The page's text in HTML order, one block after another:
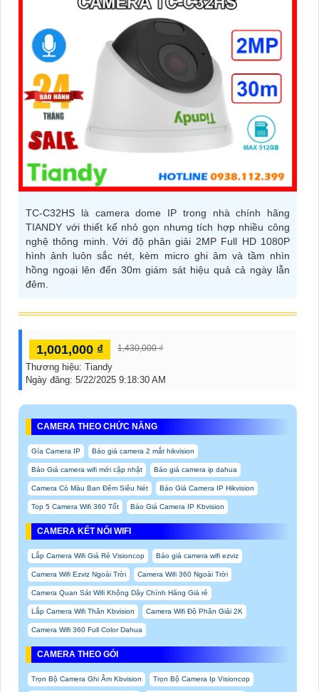
TC-C32HS là camera dome IP trong nhà chính hãng
TIANDY với thiết kế nhỏ gọn nhưng tích hợp nhiều công
nghệ thông minh. Với độ phân giải 2MP Full HD 1080P
hình ảnh luôn sắc nét, kèm micro ghi âm và tầm nhìn
hồng ngoại lên đến 30m giám sát hiệu quả cả ngày lẫn
đêm.
1,001,000 ₫ 1,430,000 ₫
Thương hiệu: Tiandy
Ngày đăng: 5/22/2025 9:18:30 AM
CAMERA THEO CHỨC NĂNG
Gía Camera IP Báo giá camera 2 mắt hikvision
Báo Giá camera wifi mới cập nhật Báo giá camera ip dahua
Camera Có Màu Ban Đêm Siêu Nét Báo Giá Camera IP Hikvision
Top 5 Camera Wifi 360 Tốt Báo Giá Camera IP Kbvision
CAMERA KẾT NỐI WIFI
Lắp Camera Wifi Giá Rẻ Visioncop Báo giá camera wifi ezviz
Camera Wifi Ezviz Ngoài Trời Camera Wifi 360 Ngoài Trời
Camera Quan Sát Wifi Không Dây Chính Hãng Giá rẻ
Lắp Camera Wifi Thân Kbvision Camera Wifi Độ Phân Giải 2K
Camera Wifi 360 Full Color Dahua
CAMERA THEO GÓI
Trọn Bộ Camera Ghi Âm Kbvision Trọn Bộ Camera Ip Visioncop